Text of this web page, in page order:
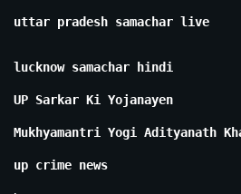
uttar pradesh samachar live
lucknow samachar hindi
UP Sarkar Ki Yojanayen
Mukhyamantri Yogi Adityanath
up crime news